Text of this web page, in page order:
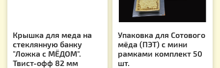
Крышка для меда на
стеклянную банку
"Ложка с МЁДОМ".
Твист-офф 82 мм
Упаковка для Сотового
мёда (ПЭТ) с мини
рамками комплект 50
шт.